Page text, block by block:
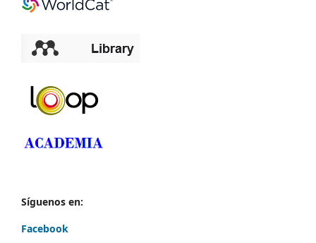
Síguenos en:
Facebook